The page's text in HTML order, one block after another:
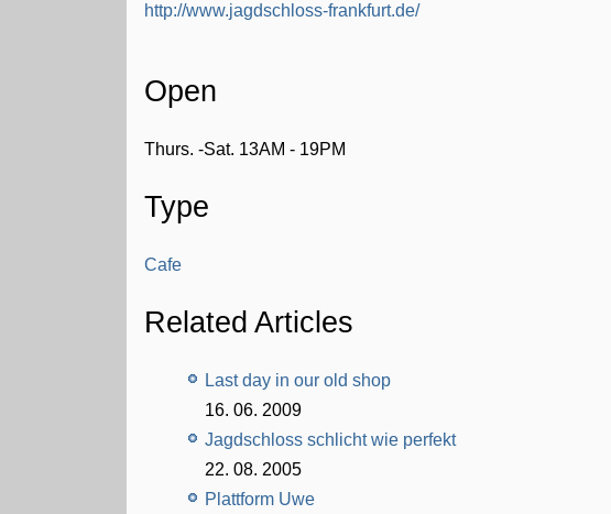
http://www.jagdschloss-frankfurt.de/
Open
Thurs. -Sat. 13AM - 19PM
Type
Cafe
Related Articles
Last day in our old shop
16. 06. 2009
Jagdschloss schlicht wie perfekt
22. 08. 2005
Plattform Uwe